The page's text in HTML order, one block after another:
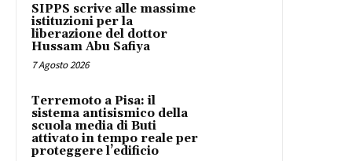
SIPPS scrive alle massime
istituzioni per la
liberazione del dottor
Hussam Abu Safiya
7 Agosto 2026
Terremoto a Pisa: il
sistema antisismico della
scuola media di Buti
attivato in tempo reale per
proteggere l’edificio